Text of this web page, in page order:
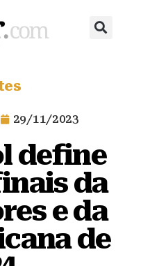
29/11/2023
define
da
e da
de